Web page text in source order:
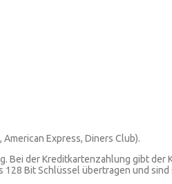
Express, Diners Club).
Bei der Kreditkartenzahlung gibt
Bit Schlüssel übertragen und